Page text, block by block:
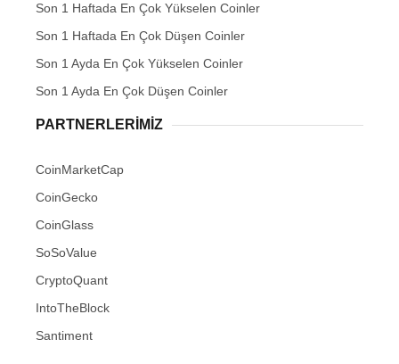
Son 1 Haftada En Çok Yükselen Coinler
Son 1 Haftada En Çok Düşen Coinler
Son 1 Ayda En Çok Yükselen Coinler
Son 1 Ayda En Çok Düşen Coinler
PARTNERLERIMIZ
CoinMarketCap
CoinGecko
CoinGlass
SoSoValue
CryptoQuant
IntoTheBlock
Santiment